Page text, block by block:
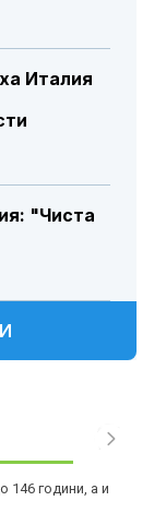
Италия
"Чиста
години, а и